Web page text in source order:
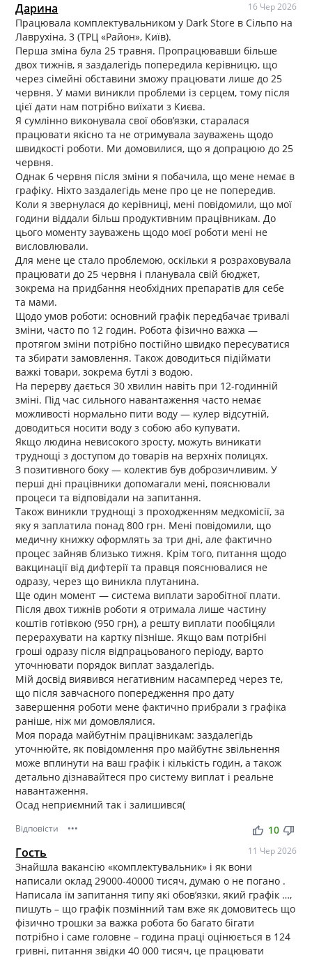
Дарина 16 Чер 2026
Працювала комплектувальником у Dark Store в Сільпо на
Лаврухіна, 3 (ТРЦ «Район», Київ).
Перша зміна була 25 травня. Пропрацювавши більше
двох тижнів, я заздалегідь попередила керівницю, що
через сімейні обставини зможу працювати лише до 25
червня. У мами виникли проблеми із серцем, тому після
цієї дати нам потрібно виїхати з Києва.
Я сумлінно виконувала свої обов’язки, старалася
працювати якісно та не отримувала зауважень щодо
швидкості роботи. Ми домовилися, що я допрацюю до 25
червня.
Однак 6 червня після зміни я побачила, що мене немає в
графіку. Ніхто заздалегідь мене про це не попередив.
Коли я звернулася до керівниці, мені повідомили, що мої
години віддали більш продуктивним працівникам. До
цього моменту зауважень щодо моєї роботи мені не
висловлювали.
Для мене це стало проблемою, оскільки я розраховувала
працювати до 25 червня і планувала свій бюджет,
зокрема на придбання необхідних препаратів для себе
та мами.
Щодо умов роботи: основний графік передбачає тривалі
зміни, часто по 12 годин. Робота фізично важка —
протягом зміни потрібно постійно швидко пересуватися
та збирати замовлення. Також доводиться підіймати
важкі товари, зокрема бутлі з водою.
На перерву дається 30 хвилин навіть при 12-годинній
зміні. Під час сильного навантаження часто немає
можливості нормально пити воду — кулер відсутній,
доводиться носити воду з собою або купувати.
Якщо людина невисокого зросту, можуть виникати
труднощі з доступом до товарів на верхніх полицях.
З позитивного боку — колектив був доброзичливим. У
перші дні працівники допомагали мені, пояснювали
процеси та відповідали на запитання.
Також виникли труднощі з проходженням медкомісії, за
яку я заплатила понад 800 грн. Мені повідомили, що
медичну книжку оформлять за три дні, але фактично
процес зайняв близько тижня. Крім того, питання щодо
вакцинації від дифтерії та правця пояснювалися не
одразу, через що виникла плутанина.
Ще один момент — система виплати заробітної плати.
Після двох тижнів роботи я отримала лише частину
коштів готівкою (950 грн), а решту виплати пообіцяли
перерахувати на картку пізніше. Якщо вам потрібні
гроші одразу після відпрацьованого періоду, варто
уточнювати порядок виплат заздалегідь.
Мій досвід виявився негативним насамперед через те,
що після завчасного попередження про дату
завершення роботи мене фактично прибрали з графіка
раніше, ніж ми домовлялися.
Моя порада майбутнім працівникам: заздалегідь
уточнюйте, як повідомлення про майбутнє звільнення
може вплинути на ваш графік і кількість годин, а також
детально дізнавайтеся про систему виплат і реальне
навантаження.
Осад неприємний так і залишився(
Відповісти ••• thumb_up thumb_down
10
Гость 11 Чер 2026
Знайшла вакансію «комплектувальник» і як вони
написали оклад 29000-40000 тисяч, думаю о не погано .
Написала їм запитання типу які обовʼязки, який графік …,
пишуть – що графік позмінний там вже як домовитесь що
фізично трошки за важка робота бо багато бігати
потрібно і саме головне – година праці оцінюється в 124
гривні, питання звідки 40 000 тисяч, це працювати